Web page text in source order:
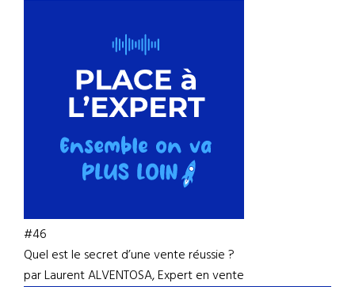
#46
Quel est le secret d’une vente réussie ?
par Laurent ALVENTOSA, Expert en vente